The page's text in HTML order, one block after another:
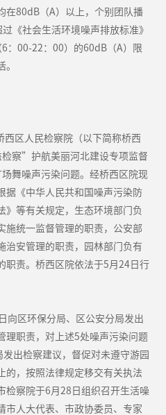
在80dB（A）以上，个别团队播
《社会生活环境噪声排放标准》
：00-22：00）的60dB（A）限
。
区人民检察院（以下简称桥西
察”护航美丽河北建设专项监督
舞噪声污染问题。经桥西区院现
据《中华人民共和国噪声污染防
》等有关规定，生态环境部门负
施统一监督管理的职责，公安部
治安管理的职责，园林部门负有
职责。桥西区院依法于5月24日行
向区环保分局、区公安分局发出
理职责，对上述5处噪声污染问题
出检察建议，督促对未遵守游园
的，按照法律规定移交有关执法
检察院于6月28日组织召开生活噪
市人大代表、市政协委员、专家